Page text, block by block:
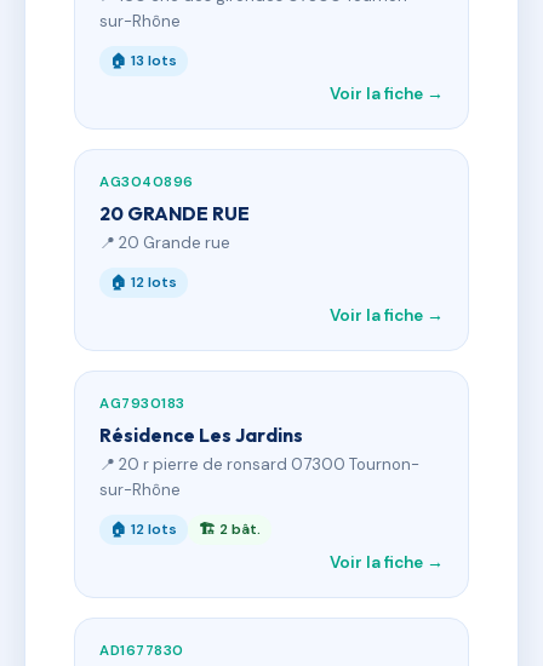
sur-Rhône
🏠 13 lots
Voir la fiche →
AG3040896
20 GRANDE RUE
📍 20 Grande rue
🏠 12 lots
Voir la fiche →
AG7930183
Résidence Les Jardins
📍 20 r pierre de ronsard 07300 Tournon-
sur-Rhône
🏠 12 lots 🏗 2 bât.
Voir la fiche →
AD1677830